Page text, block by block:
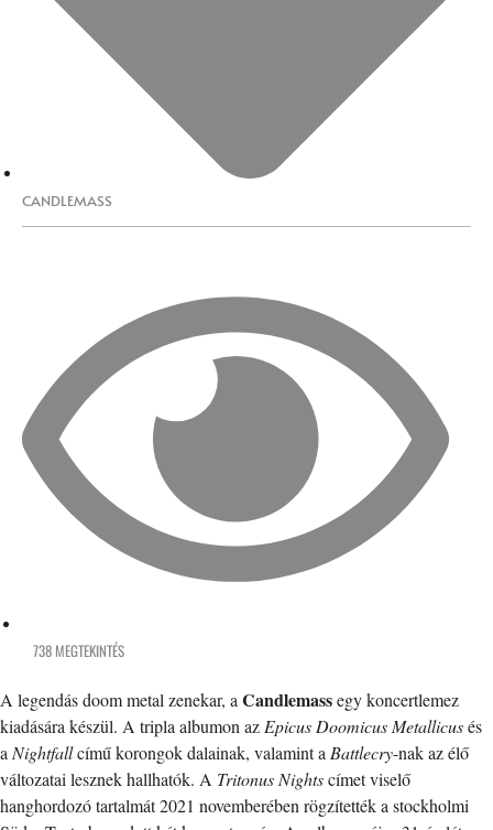
CANDLEMASS
738 MEGTEKINTÉS
A legendás doom metal zenekar, aCandlemassegy koncertlemez
kiadására készül. A tripla albumon azEpicus Doomicus Metallicusés
aNightfallcímű korongok dalainak, valamint aBattlecry-nak az élő
változatai lesznek hallhatók. A Tritonus Nightscímet viselő
hanghordozó tartalmát 2021 novemberében rögzítették a stockholmi